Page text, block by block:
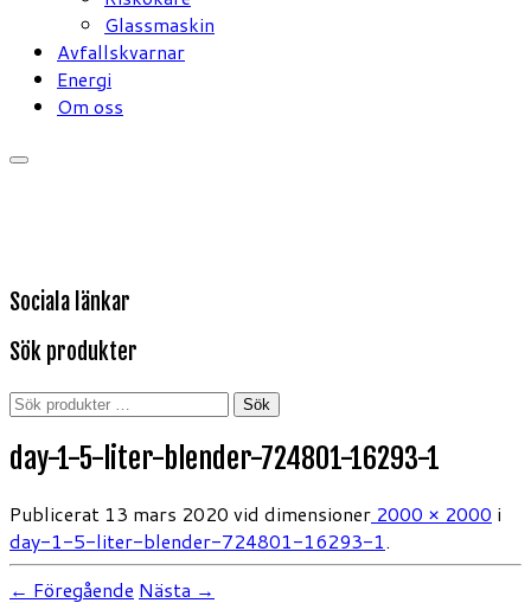
Glassmaskin
Avfallskvarnar
Energi
Om oss
Sociala länkar
Sök produkter
Sök
Sök
day-1-5-liter-blender-724801-16293-1
Publicerat 13 mars 2020 vid dimensioner 2000 × 2000 i
day-1-5-liter-blender-724801-16293-1.
← Föregående Nästa →